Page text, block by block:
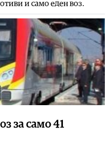
и само еден воз.
за само 41